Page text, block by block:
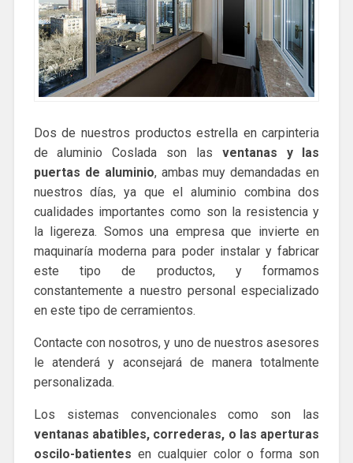
Dos de nuestros productos estrella en carpinteria
de aluminio Coslada son las ventanas y las
puertas de aluminio, ambas muy demandadas en
nuestros días, ya que el aluminio combina dos
cualidades importantes como son la resistencia y
la ligereza. Somos una empresa que invierte en
maquinaría moderna para poder instalar y fabricar
este tipo de productos, y formamos
constantemente a nuestro personal especializado
en este tipo de cerramientos.
Contacte con nosotros, y uno de nuestros asesores
le atenderá y aconsejará de manera totalmente
personalizada.
Los sistemas convencionales como son las
ventanas abatibles, correderas, o las aperturas
oscilo-batientes en cualquier color o forma son